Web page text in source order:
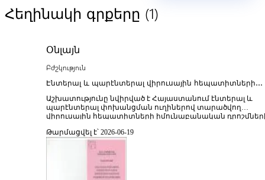
Հեղինակի գրքերը (1)
Օնլայն
Բժշկություն
Էնտերալ և պարէնտերալ վիրուսային հեպատիտների
այդ վարակների համաճարակաբանական
օրինաչափությունների ուսումնասիրության ընթացքում
Աշխատությունը նվիրված է Հայաստանում էնտերալ և
պարէնտերալ փոխանցման ուղիներով տարածվող
վիրուսային հեպատիտների իմունաբանական
համաճարակաբանական օրինաչափությունների հետ։
Հեղինակը վերլուծում է հեպատիտ A, B, C և այլ
հեպատիտների տարածվածության
առանձնահատկությունները՝ ընդգծելով փոխանցման
մեխանիզմների, բնակչության իմունային վիճակի և
ռիսկային խմբերի դերը հիվանդացության
Թարմացվել է՝ 2026-06-19